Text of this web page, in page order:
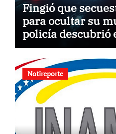
Fingió que
para ocultar su
policía descubrió
Notireporte